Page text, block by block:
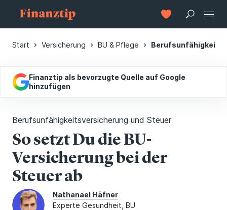
Start Versicherung BU & Pflege
Finanztip als bevorzugte Quelle auf Google
hinzufügen
Berufsunfähigkeitsversicherung und Steuer
So setzt Du die BU-
Versicherung bei der
Steuer ab
Nathanael Häfner
Experte Gesundheit, BU